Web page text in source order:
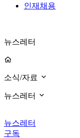
인재채용
뉴스레터
소식/자료
뉴스레터
뉴스레터
구독